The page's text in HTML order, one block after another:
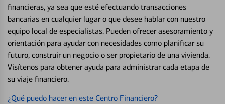
financieras, ya sea que esté efectuando transacciones
bancarias en cualquier lugar o que desee hablar con nuestro
equipo local de especialistas. Pueden ofrecer asesoramiento y
orientación para ayudar con necesidades como planificar su
futuro, construir un negocio o ser propietario de una vivienda.
Visítenos para obtener ayuda para administrar cada etapa de
su viaje financiero.
¿Qué puedo hacer en este Centro Financiero?